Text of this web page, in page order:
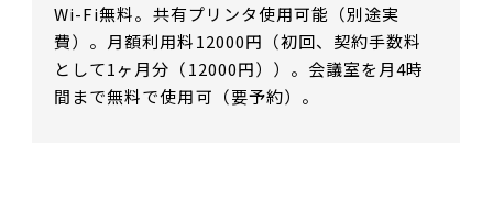
Wi-Fi無料。共有プリンタ使用可能（別途実
費）。月額利用料12000円（初回、契約手数料
として1ヶ月分（12000円））。会議室を月4時
間まで無料で使用可（要予約）。